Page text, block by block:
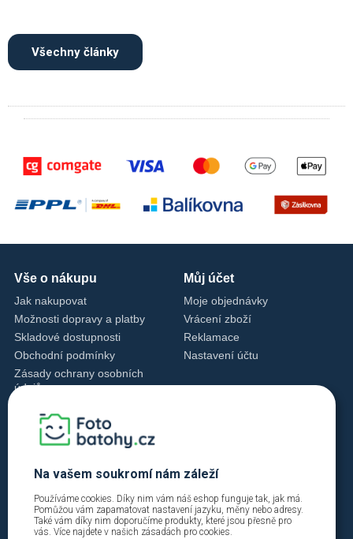
Všechny články
Vše o nákupu
Jak nakupovat
Možnosti dopravy a platby
Skladové dostupnosti
Obchodní podmínky
Zásady ochrany osobních
údajů
Zásady cookies
Můj účet
Moje objednávky
Vrácení zboží
Reklamace
Nastavení účtu
Kontakty
+420 720 762 432
Po - Pá 9:00 - 18:00
Na vašem soukromí nám záleží
Používáme cookies. Díky nim vám náš eshop funguje tak, jak má.
Pomůžou vám zapamatovat nastavení jazyku, měny nebo adresy.
Také vám díky nim doporučíme produkty, které jsou přesně pro
vás. Více najdete v našich zásadách pro cookies.